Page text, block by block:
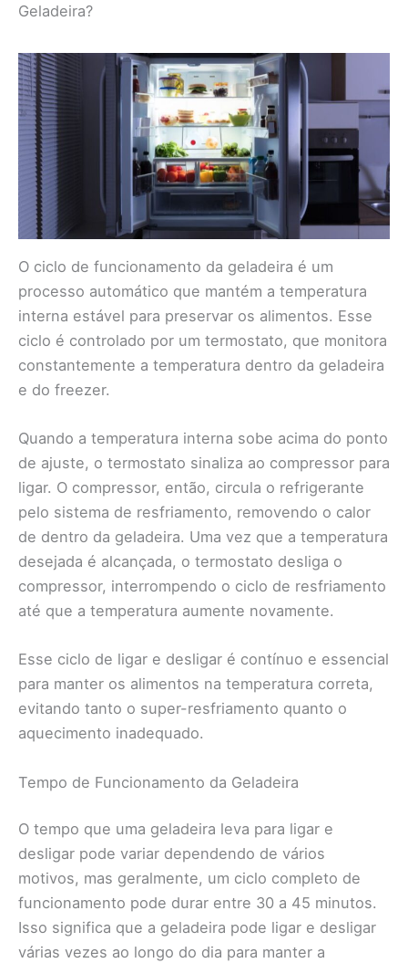
Geladeira?
O ciclo de funcionamento da geladeira é um
processo automático que mantém a temperatura
interna estável para preservar os alimentos. Esse
ciclo é controlado por um termostato, que monitora
constantemente a temperatura dentro da geladeira
e do freezer.
Quando a temperatura interna sobe acima do ponto
de ajuste, o termostato sinaliza ao compressor para
ligar. O compressor, então, circula o refrigerante
pelo sistema de resfriamento, removendo o calor
de dentro da geladeira. Uma vez que a temperatura
desejada é alcançada, o termostato desliga o
compressor, interrompendo o ciclo de resfriamento
até que a temperatura aumente novamente.
Esse ciclo de ligar e desligar é contínuo e essencial
para manter os alimentos na temperatura correta,
evitando tanto o super-resfriamento quanto o
aquecimento inadequado.
Tempo de Funcionamento da Geladeira
O tempo que uma geladeira leva para ligar e
desligar pode variar dependendo de vários
motivos, mas geralmente, um ciclo completo de
funcionamento pode durar entre 30 a 45 minutos.
Isso significa que a geladeira pode ligar e desligar
várias vezes ao longo do dia para manter a